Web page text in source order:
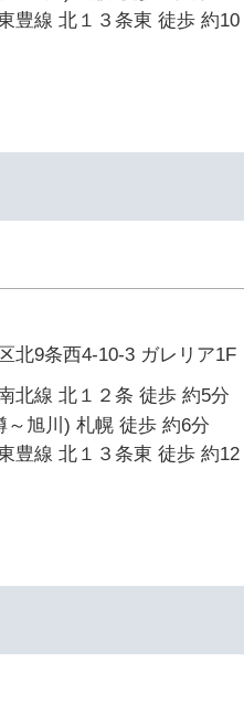
豊線 北１３条東 徒歩 約10
北9条西4-10-3 ガレリア1F
北線 北１２条 徒歩 約5分
～旭川) 札幌 徒歩 約6分
豊線 北１３条東 徒歩 約12